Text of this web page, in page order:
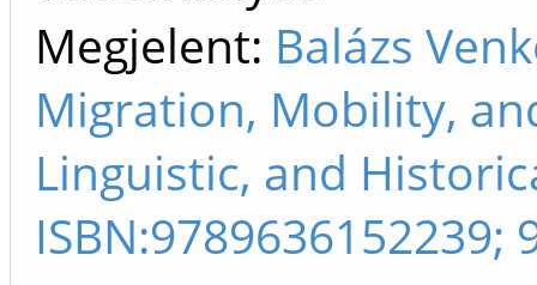
Megjelent: Balázs
Migration, Mobility,
Linguistic, and
ISBN:9789636152239;